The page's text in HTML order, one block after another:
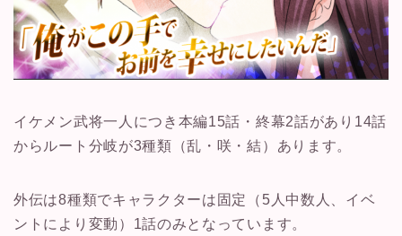
イケメン武将一人につき本編15話・終幕2話があり14話
からルート分岐が3種類（乱・咲・結）あります。
外伝は8種類でキャラクターは固定（5人中数人、イベ
ントにより変動）1話のみとなっています。